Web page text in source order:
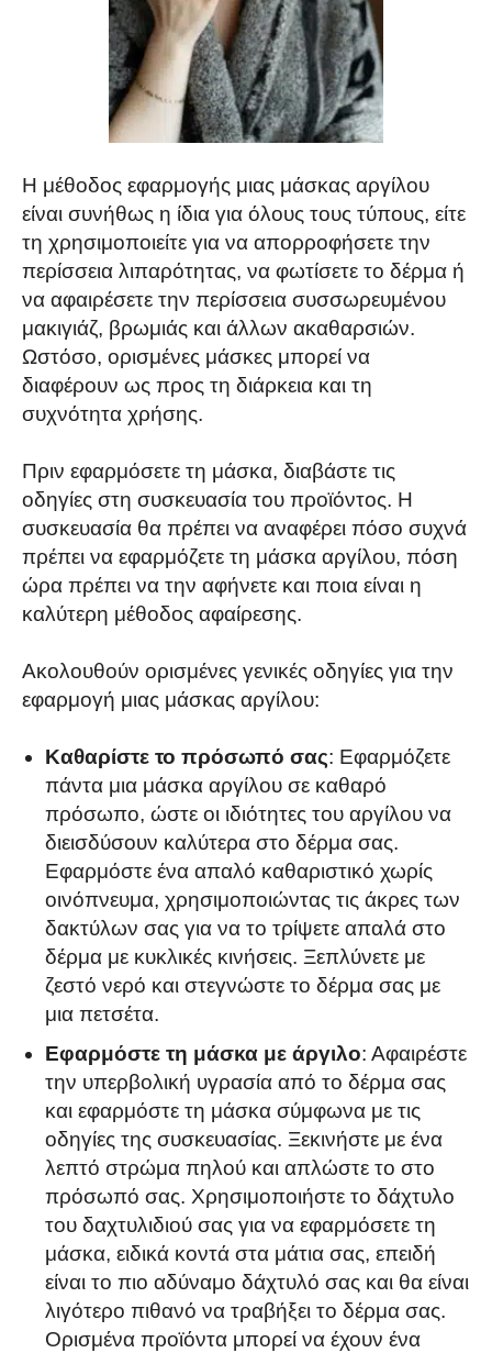
Η μέθοδος εφαρμογής μιας μάσκας αργίλου
είναι συνήθως η ίδια για όλους τους τύπους, είτε
τη χρησιμοποιείτε για να απορροφήσετε την
περίσσεια λιπαρότητας, να φωτίσετε το δέρμα ή
να αφαιρέσετε την περίσσεια συσσωρευμένου
μακιγιάζ, βρωμιάς και άλλων ακαθαρσιών.
Ωστόσο, ορισμένες μάσκες μπορεί να
διαφέρουν ως προς τη διάρκεια και τη
συχνότητα χρήσης.
Πριν εφαρμόσετε τη μάσκα, διαβάστε τις
οδηγίες στη συσκευασία του προϊόντος. Η
συσκευασία θα πρέπει να αναφέρει πόσο συχνά
πρέπει να εφαρμόζετε τη μάσκα αργίλου, πόση
ώρα πρέπει να την αφήνετε και ποια είναι η
καλύτερη μέθοδος αφαίρεσης.
Ακολουθούν ορισμένες γενικές οδηγίες για την
εφαρμογή μιας μάσκας αργίλου:
Καθαρίστε το πρόσωπό σας: Εφαρμόζετε
πάντα μια μάσκα αργίλου σε καθαρό
πρόσωπο, ώστε οι ιδιότητες του αργίλου να
διεισδύσουν καλύτερα στο δέρμα σας.
Εφαρμόστε ένα απαλό καθαριστικό χωρίς
οινόπνευμα, χρησιμοποιώντας τις άκρες των
δακτύλων σας για να το τρίψετε απαλά στο
δέρμα με κυκλικές κινήσεις. Ξεπλύνετε με
ζεστό νερό και στεγνώστε το δέρμα σας με
μια πετσέτα.
Εφαρμόστε τη μάσκα με άργιλο: Αφαιρέστε
την υπερβολική υγρασία από το δέρμα σας
και εφαρμόστε τη μάσκα σύμφωνα με τις
οδηγίες της συσκευασίας. Ξεκινήστε με ένα
λεπτό στρώμα πηλού και απλώστε το στο
πρόσωπό σας. Χρησιμοποιήστε το δάχτυλο
του δαχτυλιδιού σας για να εφαρμόσετε τη
μάσκα, ειδικά κοντά στα μάτια σας, επειδή
είναι το πιο αδύναμο δάχτυλό σας και θα είναι
λιγότερο πιθανό να τραβήξει το δέρμα σας.
Ορισμένα προϊόντα μπορεί να έχουν ένα